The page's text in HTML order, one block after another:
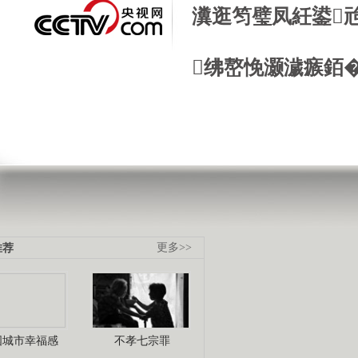
瀵逛笉璧凤紝鍙
绋嶅悗灏濊瘯銆
更多>>
荐
城市幸福感 不孝七宗罪